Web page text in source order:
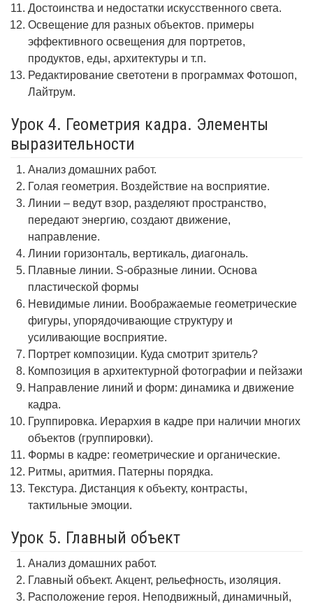
Достоинства и недостатки искусственного света.
Освещение для разных объектов. примеры
эффективного освещения для портретов,
продуктов, еды, архитектуры и т.п.
Редактирование светотени в программах Фотошоп,
Лайтрум.
Урок 4. Геометрия кадра. Элементы
выразительности
Анализ домашних работ.
Голая геометрия. Воздействие на восприятие.
Линии – ведут взор, разделяют пространство,
передают энергию, создают движение,
направление.
Линии горизонталь, вертикаль, диагональ.
Плавные линии. S-образные линии. Основа
пластической формы
Невидимые линии. Воображаемые геометрические
фигуры, упорядочивающие структуру и
усиливающие восприятие.
Портрет композиции. Куда смотрит зритель?
Композиция в архитектурной фотографии и пейзажи
Направление линий и форм: динамика и движение
кадра.
Группировка. Иерархия в кадре при наличии многих
объектов (группировки).
Формы в кадре: геометрические и органические.
Ритмы, аритмия. Патерны порядка.
Текстура. Дистанция к объекту, контрасты,
тактильные эмоции.
Урок 5. Главный объект
Анализ домашних работ.
Главный объект. Акцент, рельефность, изоляция.
Расположение героя. Неподвижный, динамичный,